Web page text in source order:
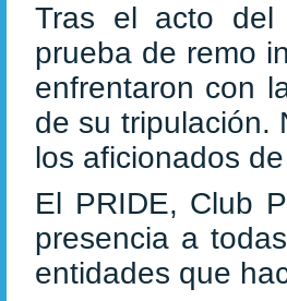
Tras el acto del
prueba de remo
enfrentaron con
de su tripulación.
los aficionados
El PRIDE, Club
presencia a
entidades que